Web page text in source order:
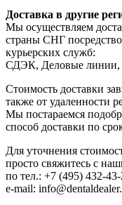
Доставка в другие
Мы осуществляем
страны СНГ
курьерских служб:
СДЭК, Деловые
Стоимость доставки
также от удаленности
Мы постараемся
способ доставки по
Для уточнения
просто свяжитесь с
по тел.: +7 (495) 432-43-
e-mail: